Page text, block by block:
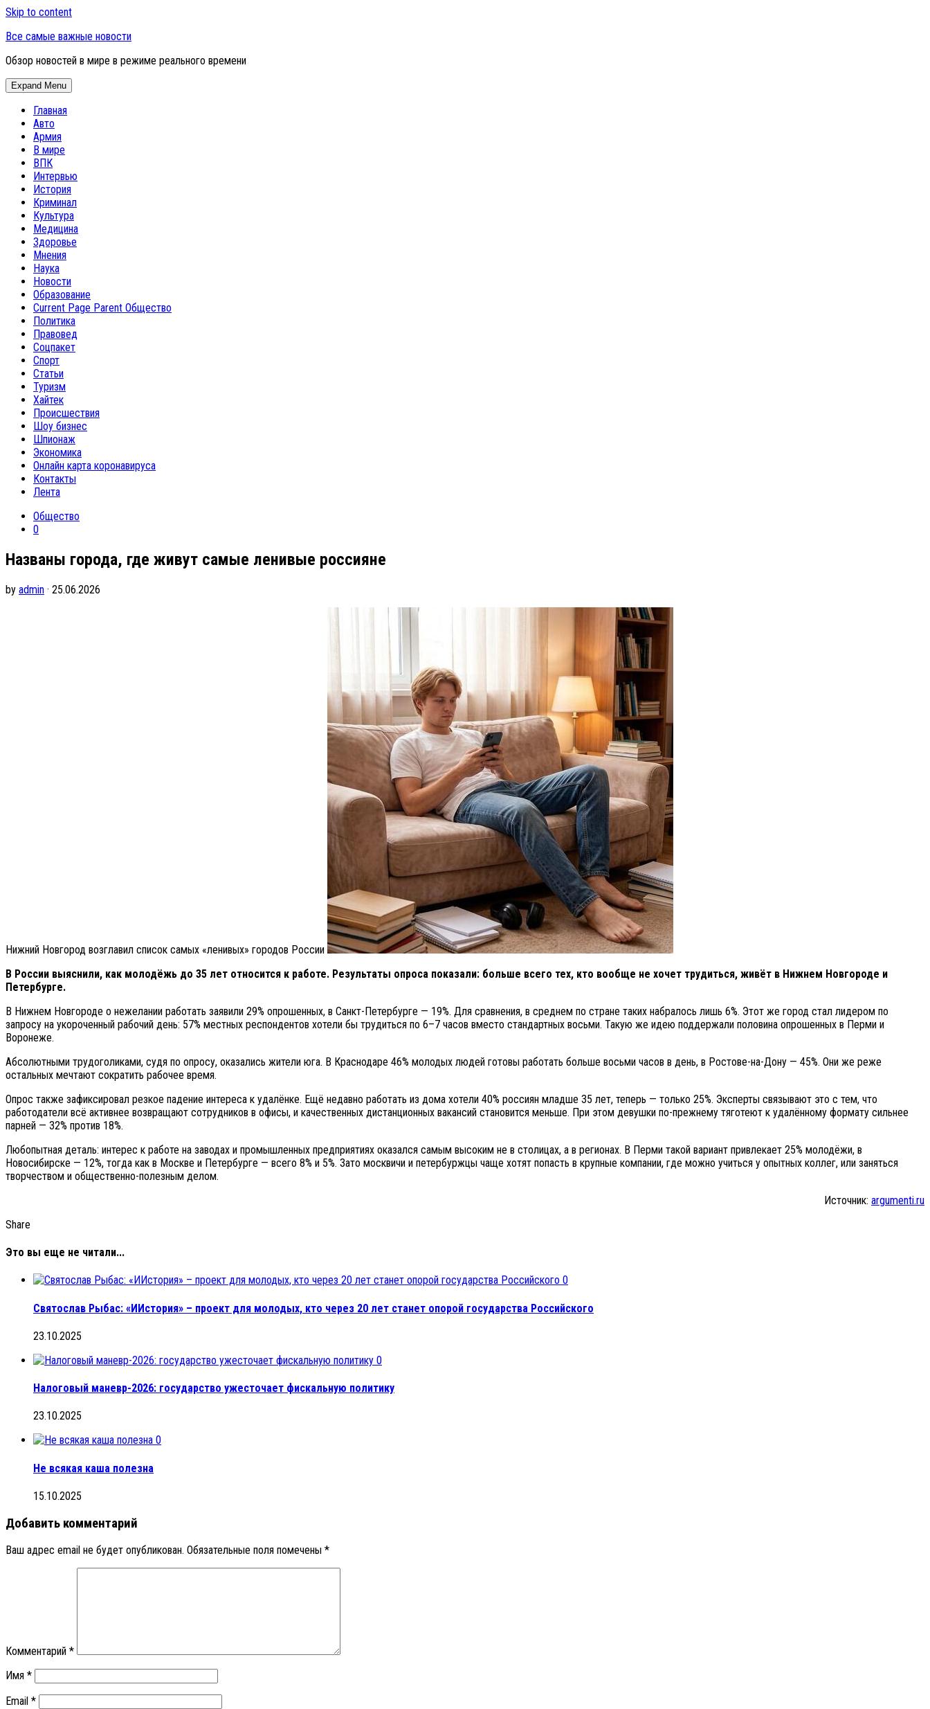
Skip to content
Все самые важные новости
Обзор новостей в мире в режиме реального времени
Expand Menu
Главная
Авто
Армия
В мире
ВПК
Интервью
История
Криминал
Культура
Медицина
Здоровье
Мнения
Наука
Новости
Образование
Current Page Parent Общество
Политика
Правовед
Соцпакет
Спорт
Статьи
Туризм
Хайтек
Происшествия
Шоу бизнес
Шпионаж
Экономика
Онлайн карта коронавируса
Контакты
Лента
Общество
0
Названы города, где живут самые ленивые россияне
by admin · 25.06.2026
Нижний Новгород возглавил список самых «ленивых» городов России
В России выяснили, как молодёжь до 35 лет относится к работе. Результаты опроса показали: больше всего тех, кто вообще не хочет трудиться, живёт в Нижнем Новгороде и
Петербурге.
В Нижнем Новгороде о нежелании работать заявили 29% опрошенных, в Санкт-Петербурге — 19%. Для сравнения, в среднем по стране таких набралось лишь 6%. Этот же город стал лидером по
запросу на укороченный рабочий день: 57% местных респондентов хотели бы трудиться по 6–7 часов вместо стандартных восьми. Такую же идею поддержали половина опрошенных в Перми и
Воронеже.
Абсолютными трудоголиками, судя по опросу, оказались жители юга. В Краснодаре 46% молодых людей готовы работать больше восьми часов в день, в Ростове-на-Дону — 45%. Они же реже
остальных мечтают сократить рабочее время.
Опрос также зафиксировал резкое падение интереса к удалёнке. Ещё недавно работать из дома хотели 40% россиян младше 35 лет, теперь — только 25%. Эксперты связывают это с тем, что
работодатели всё активнее возвращают сотрудников в офисы, и качественных дистанционных вакансий становится меньше. При этом девушки по-прежнему тяготеют к удалённому формату сильнее
парней — 32% против 18%.
Любопытная деталь: интерес к работе на заводах и промышленных предприятиях оказался самым высоким не в столицах, а в регионах. В Перми такой вариант привлекает 25% молодёжи, в
Новосибирске — 12%, тогда как в Москве и Петербурге — всего 8% и 5%. Зато москвичи и петербуржцы чаще хотят попасть в крупные компании, где можно учиться у опытных коллег, или заняться
творчеством и общественно-полезным делом.
Источник: argumenti.ru
Share
Это вы еще не читали...
0
Святослав Рыбас: «ИИстория» – проект для молодых, кто через 20 лет станет опорой государства Российского
23.10.2025
0
Налоговый маневр-2026: государство ужесточает фискальную политику
23.10.2025
0
Не всякая каша полезна
15.10.2025
Добавить комментарий
Ваш адрес email не будет опубликован. Обязательные поля помечены *
Комментарий *
Имя *
Email *